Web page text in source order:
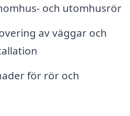
och utomhusrör
av väggar och
för rör och